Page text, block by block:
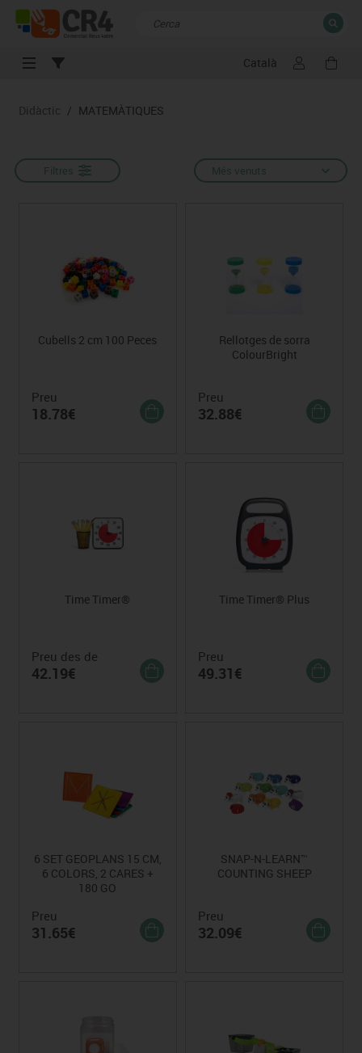
Català
Resultats de la recerca TANCAR
Didàctic / MATEMÀTIQUES
Filtres Més venuts
Cubells 2 cm 100 Peces
Preu
18.78€
Rellotges de sorra
ColourBright
Preu
32.88€
Time Timer®
Preu des de
42.19€
Time Timer® Plus
Preu
49.31€
6 SET GEOPLANS 15 CM,
6 COLORS, 2 CARES +
180 GO
Preu
31.65€
SNAP-N-LEARN™
COUNTING SHEEP
Preu
32.09€